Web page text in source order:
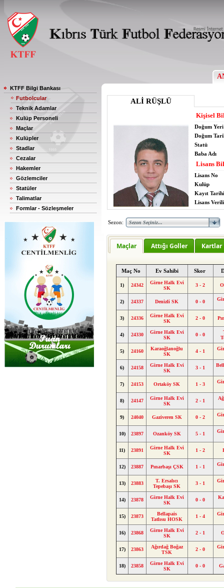
KTFF Bilgi Bankası
Futbolcular
Teknik Adamlar
Kulüp Personeli
Maçlar
Kulüpler
Stadlar
Cezalar
Hakemler
Gözlemciler
Statüler
Talimatlar
Formlar - Sözleşmeler
ALİ RÜŞLÜ
Kişisel
Doğum Yeri
Doğum
Statü
Baba Adı
Lisans
Lisans No
Kulüp
Kayıt Tarihi
Lisans
Sezon:
Maçlar Attığı Goller Kartlar
Maç No Ev Sahibi Skor
1) 24342
Girne Halk Evi
SK
3 - 2
2) 24337 Denizli SK 0 - 0
3) 24336
Girne Halk Evi
SK
2 - 0
4) 24330
Girne Halk Evi
SK
0 - 0
5) 24160
Karaoğlanoğlu
SK
4 - 1
6) 24158
Girne Halk Evi
SK
3 - 1
7) 24153 Ortaköy SK 1 - 3
8) 24147
Girne Halk Evi
SK
2 - 1
9) 24040 Gaziveren SK 0 - 2
10) 23897 Ozanköy SK 5 - 1
11) 23891
Girne Halk Evi
SK
1 - 2
12) 23887 Pınarbaşı ÇSK 1 - 1
13) 23883
T. Ersalıcı
Tepebaşı SK
3 - 1
14) 23878
Girne Halk Evi
SK
0 - 0
15) 23873
Bellapais
Tatlısu HOSK
1 - 4
16) 23868
Girne Halk Evi
SK
2 - 1
17) 23863
Ağırdağ Boğaz
TSK
2 - 0
18) 23858
Girne Halk Evi
SK
0 - 0